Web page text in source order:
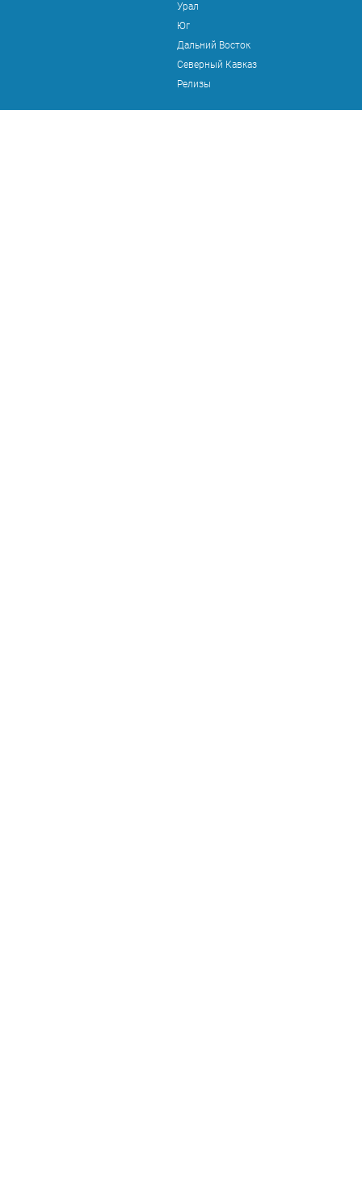
Урал
Юг
Дальний Восток
Северный Кавказ
Релизы